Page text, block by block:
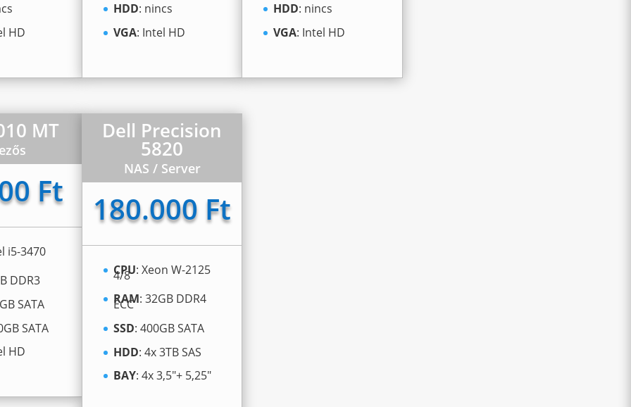
HD
HDD: nincs
VGA: Intel HD
HDD: nincs
VGA: Intel HD
MT
Ft
i5-3470
DDR3
SATA
SATA
HD
Dell Precision
5820
NAS / Server
180.000 Ft
CPU: Xeon W-2125
4/8
RAM: 32GB DDR4
ECC
SSD: 400GB SATA
HDD: 4x 3TB SAS
BAY: 4x 3,5″+ 5,25″